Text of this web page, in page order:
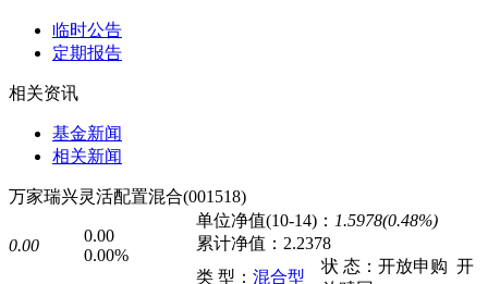
临时公告
定期报告
相关资讯
基金新闻
相关新闻
万家瑞兴灵活配置混合(001518)
0.00
0.00
0.00%
单位净值(10-14)： 1.5978(0.48%)
累计净值： 2.2378
类 型： 混合型
状 态： 开放申购 开